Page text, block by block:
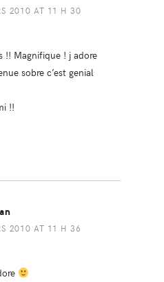
2010 AT 11 H 30
!! Magnifique ! j adore
sobre c’est genial
!!
2010 AT 11 H 36